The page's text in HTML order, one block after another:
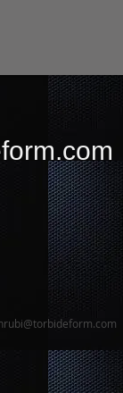
@torbideform.com